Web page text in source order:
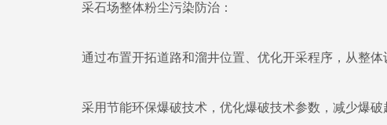
采石场整体粉尘污染防治：
通过布置开拓道路和溜井位置、优化开采程序，从整体
采用节能环保爆破技术，优化爆破技术参数，减少爆破